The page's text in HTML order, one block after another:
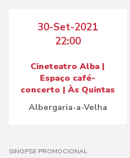
30-Set-2021
22:00
Cineteatro Alba |
Espaço café-
concerto | Às Quintas
Albergaria-a-Velha
SINOPSE PROMOCIONAL